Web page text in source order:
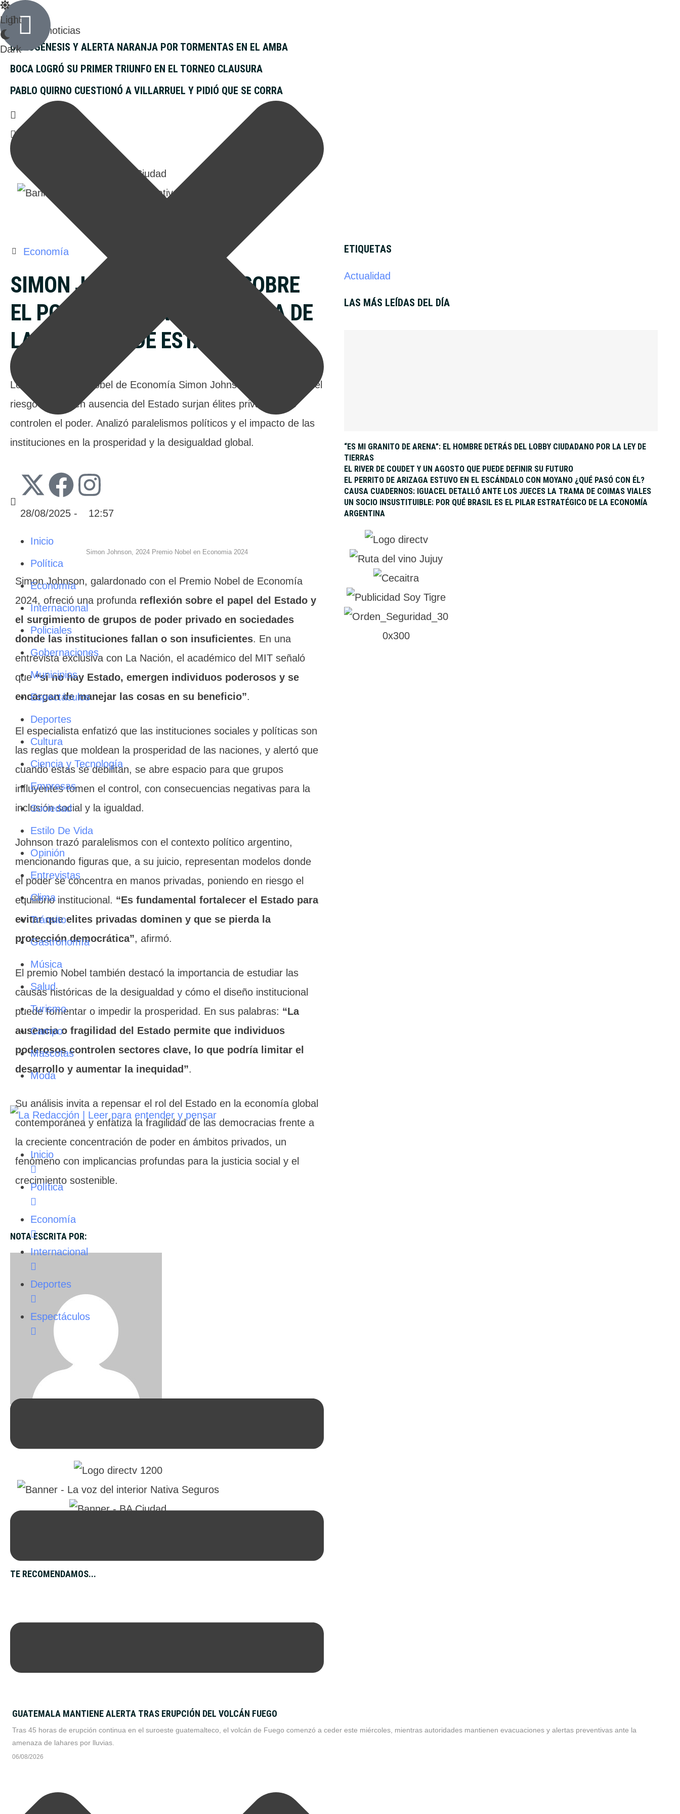
Light
Dark
Inicio
Política
Economía
Internacional
Policiales
Gobernaciones
Municipios
Espectáculos
Deportes
Cultura
Ciencia y Tecnología
Empresas
Sociedad
Estilo De Vida
Opinión
Entrevistas
Clima
Tránsito
Gastronomía
Música
Salud
Turismo
Campo
Mascotas
Moda
Inicio
Política
Economía
Internacional
Deportes
Espectáculos
Últimas noticias
CICLOGÉNESIS Y ALERTA NARANJA POR TORMENTAS EN EL AMBA
BOCA LOGRÓ SU PRIMER TRIUNFO EN EL TORNEO CLAUSURA
PABLO QUIRNO CUESTIONÓ A VILLARRUEL Y PIDIÓ QUE SE CORRA
Economía
SIMON JOHNSON ALERTA SOBRE
EL PODER Y LA PROBLEMATICA DE
LA AUSENCIA DE ESTADO
Lo que piensa el Nobel de Economía Simon Johnson advirtió sobre el
riesgo de que en ausencia del Estado surjan élites privadas que
controlen el poder. Analizó paralelismos políticos y el impacto de las
instituciones en la prosperidad y la desigualdad global.
28/08/2025 - 12:57
Simon Johnson, 2024 Premio Nobel en Economia 2024
Simon Johnson, galardonado con el Premio Nobel de Economía
2024, ofreció una profunda reflexión sobre el papel del Estado y
el surgimiento de grupos de poder privado en sociedades
donde las instituciones fallan o son insuficientes. En una
entrevista exclusiva con La Nación, el académico del MIT señaló
que“si no hay Estado, emergen individuos poderosos y se
encargan de manejar las cosas en su beneficio”.
El especialista enfatizó que las instituciones sociales y políticas son
las reglas que moldean la prosperidad de las naciones, y alertó que
cuando estas se debilitan, se abre espacio para que grupos
influyentes tomen el control, con consecuencias negativas para la
inclusión social y la igualdad.
Johnson trazó paralelismos con el contexto político argentino,
mencionando figuras que, a su juicio, representan modelos donde
el poder se concentra en manos privadas, poniendo en riesgo el
equilibrio institucional. “Es fundamental fortalecer el Estado para
evitar que elites privadas dominen y que se pierda la
protección democrática”, afirmó.
El premio Nobel también destacó la importancia de estudiar las
causas históricas de la desigualdad y cómo el diseño institucional
puede fomentar o impedir la prosperidad. En sus palabras: “La
ausencia o fragilidad del Estado permite que individuos
poderosos controlen sectores clave, lo que podría limitar el
desarrollo y aumentar la inequidad”.
Su análisis invita a repensar el rol del Estado en la economía global
contemporánea y enfatiza la fragilidad de las democracias frente a
la creciente concentración de poder en ámbitos privados, un
fenómeno con implicancias profundas para la justicia social y el
crecimiento sostenible.
NOTA ESCRITA POR:
ETIQUETAS
Actualidad
LAS MÁS LEÍDAS DEL DÍA
“ES MI GRANITO DE ARENA”: EL HOMBRE DETRÁS DEL LOBBY CIUDADANO POR LA LEY DE
TIERRAS
EL RIVER DE COUDET Y UN AGOSTO QUE PUEDE DEFINIR SU FUTURO
EL PERRITO DE ARIZAGA ESTUVO EN EL ESCÁNDALO CON MOYANO ¿QUÉ PASÓ CON ÉL?
CAUSA CUADERNOS: IGUACEL DETALLÓ ANTE LOS JUECES LA TRAMA DE COIMAS VIALES
UN SOCIO INSUSTITUIBLE: POR QUÉ BRASIL ES EL PILAR ESTRATÉGICO DE LA ECONOMÍA
ARGENTINA
TE RECOMENDAMOS...
GUATEMALA MANTIENE ALERTA TRAS ERUPCIÓN DEL VOLCÁN FUEGO
Tras 45 horas de erupción continua en el suroeste guatemalteco, el volcán de Fuego comenzó a ceder este miércoles, mientras autoridades mantienen evacuaciones y alertas preventivas ante la
amenaza de lahares por lluvias.
06/08/2026